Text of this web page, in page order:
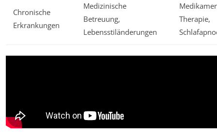
Chronische
Erkrankungen
Medizinische
Betreuung,
Lebensstiländerungen
Therapie,